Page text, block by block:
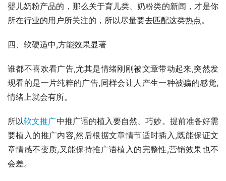
婴儿奶粉产品的，那么关于育儿类、奶粉类的新闻，才是你
所在行业的用户所关注的，所以尽量要去匹配这类热点。
四、软硬适中,方能效果显著
谁都不喜欢看广告,尤其是情绪刚刚被文章带动起来,突然发
现看的是一片纯粹的广告,同样会让人产生一种被骗的感觉,
情绪上就会有所。
所以软文推广中推广语的植入要自然、巧妙。提前准备好需
要植入的推广内容,然后根据文章情节适时插入,既能保证文
章情感不变质,又能保持推广语植入的完整性,营销效果也不
会差。